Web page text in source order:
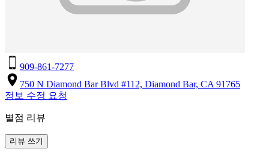
909-861-7277
750 N Diamond Bar Blvd #112, Diamond Bar, CA 91765
정보 수정 요청
별점 리뷰
리뷰 쓰기